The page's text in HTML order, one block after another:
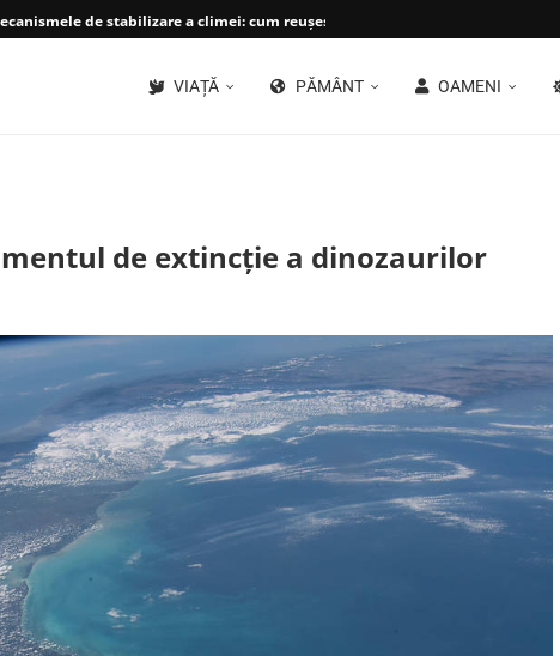
de stabilizare a climei: cum reușește planeta...
VIAȚĂ PĂMÂNT OAMENI
de extincție a dinozaurilor